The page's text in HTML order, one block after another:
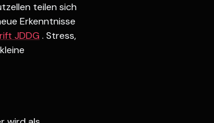
teilen sich
Erkenntnisse
JDDG . Stress,